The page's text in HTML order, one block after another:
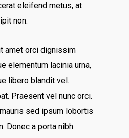
eleifend metus, at
non.
amet orci dignissim
elementum lacinia urna,
libero blandit vel.
Praesent vel nunc orci.
sed ipsum lobortis
Donec a porta nibh.